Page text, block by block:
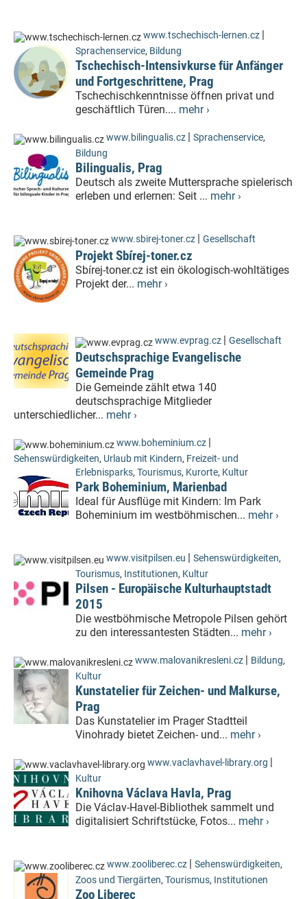
www.tschechisch-lernen.cz |
Sprachenservice, Bildung
Tschechisch-Intensivkurse für Anfänger
und Fortgeschrittene, Prag
Tschechischkenntnisse öffnen privat und
geschäftlich Türen.... mehr ›
www.bilingualis.cz | Sprachenservice,
Bildung
Bilingualis, Prag
Deutsch als zweite Muttersprache spielerisch
erleben und erlernen: Seit ... mehr ›
www.sbirej-toner.cz | Gesellschaft
Projekt Sbírej-toner.cz
Sbírej-toner.cz ist ein ökologisch-wohltätiges
Projekt der... mehr ›
www.evprag.cz | Gesellschaft
Deutschsprachige Evangelische
Gemeinde Prag
Die Gemeinde zählt etwa 140
deutschsprachige Mitglieder
unterschiedlicher... mehr ›
www.boheminium.cz |
Sehenswürdigkeiten, Urlaub mit Kindern, Freizeit- und
Erlebnisparks, Tourismus, Kurorte, Kultur
Park Boheminium, Marienbad
Ideal für Ausflüge mit Kindern: Im Park
Boheminium im westböhmischen... mehr ›
www.visitpilsen.eu | Sehenswürdigkeiten,
Tourismus, Institutionen, Kultur
Pilsen - Europäische Kulturhauptstadt
2015
Die westböhmische Metropole Pilsen gehört
zu den interessantesten Städten... mehr ›
www.malovanikresleni.cz | Bildung,
Kultur
Kunstatelier für Zeichen- und Malkurse,
Prag
Das Kunstatelier im Prager Stadtteil
Vinohrady bietet Zeichen- und... mehr ›
www.vaclavhavel-library.org |
Kultur
Knihovna Václava Havla, Prag
Die Václav-Havel-Bibliothek sammelt und
digitalisiert Schriftstücke, Fotos... mehr ›
www.zooliberec.cz | Sehenswürdigkeiten,
Zoos und Tiergärten, Tourismus, Institutionen
Zoo Liberec